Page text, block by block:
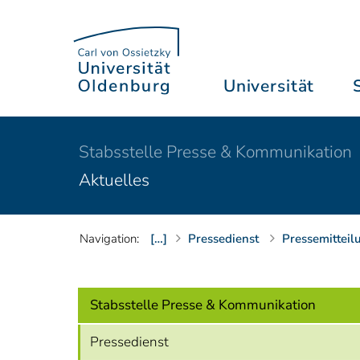
Universität
Stabsstelle Presse & Kommunikation
Aktuelles
Navigation: […] Pressedienst
Stabsstelle Presse & Kommunikation
Pressedienst